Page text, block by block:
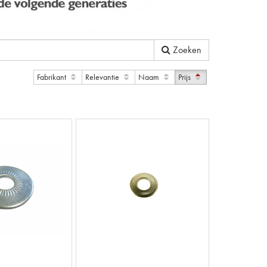
Zoeken
Fabrikant Relevantie Naam Prijs